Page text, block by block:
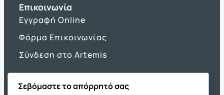
Επικοινωνία
Εγγραφή Online
Φόρμα Επικοινωνίας
Σύνδεση στο Artemis
Σεβόμαστε το απόρρητό σας